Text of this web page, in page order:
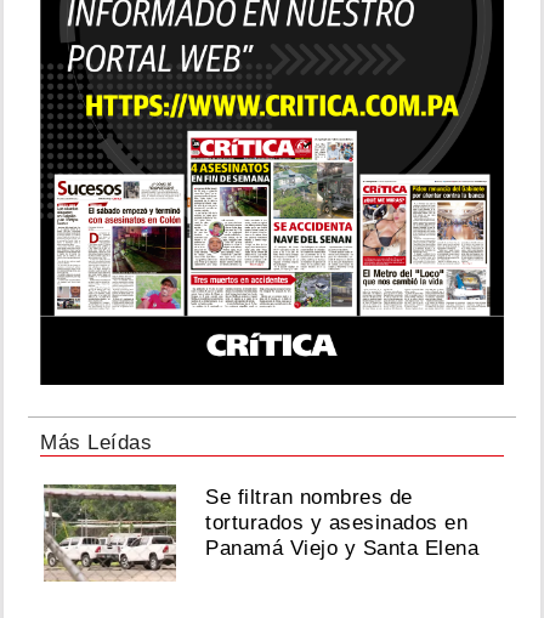
Más Leídas
Se filtran nombres de
torturados y asesinados en
Panamá Viejo y Santa Elena